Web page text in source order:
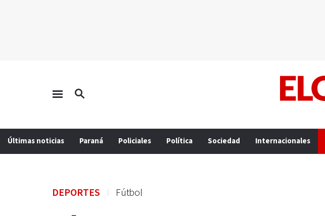
Últimas noticias Paraná Policiales Política Sociedad Internacionales
DEPORTES Fútbol